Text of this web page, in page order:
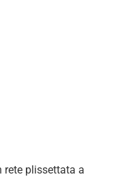
rete plissettata a